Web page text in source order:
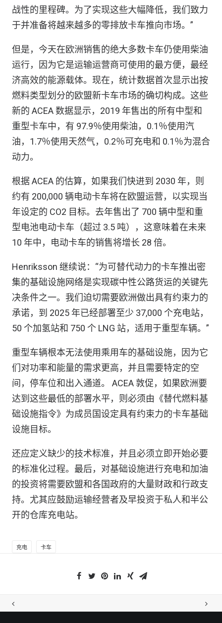
战性的里程碑。为了实现这些大幅降低，我们致力
于并准备将越来越多的零排放卡车推向市场。”
但是，今天在欧洲销售的绝大多数卡车仍使用柴油
运行，因为它是运输运营商可使用的最方便，最经
济高效的能源载体。现在，统计数据首次显示出按
燃料类型划分的欧盟新卡车市场的确切构成。这些
新的 ACEA 数据显示，2019 年售出的所有中型和
重型卡车中，有 97.9％使用柴油，0.1％使用汽
油，1.7％使用天然气，0.2％可充电和 0.1％为混合
动力。
根据 ACEA 的估算，如果我们快进到 2030 年，则
约有 200,000 辆电动卡车将在欧盟运营，以实现当
年设定的 CO2 目标。去年售出了 700 辆中型和重
型电池电动卡车（超过 3.5 吨），这意味着在未来
10 年中，电动卡车的销售将增长 28 倍。
Henriksson 继续说：“为可替代动力的卡车推出密
集的基础设施网络是实现碳中性公路货运的关键先
决条件之一。我们迫切需要欧洲做出具有约束力的
承诺，到 2025 年已经部署至少 37,000 个充电站，
50 个加氢站和 750 个 LNG 站，适用于重型车辆。”
重型车辆根本无法使用乘用车的基础设施，因为它
们对功率和能量的需求更高，并且需要特定的空
间，停车位和出入通道。 ACEA 敦促，如果欧洲要
达到这些最低的部署水平，则必须由《替代燃料基
础设施指令》为成员国设定具有约束力的卡车基础
设施目标。
还应定义缺少的技术标准，并且必须立即开始必要
的标准化过程。最后，对基础设施进行充电和加油
的投资将需要欧盟和各国政府的大量财政和行政支
持。尤其应鼓励运输经营者及早投资于私人和半公
开的仓库充电站。
充电 卡车